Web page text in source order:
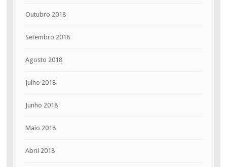
Outubro 2018
Setembro 2018
Agosto 2018
Julho 2018
Junho 2018
Maio 2018
Abril 2018